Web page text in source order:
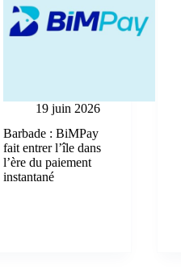
19 juin 2026
Barbade : BiMPay
fait entrer l’île dans
l’ère du paiement
instantané